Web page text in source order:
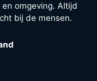
omgeving. Altijd
bij de mensen.